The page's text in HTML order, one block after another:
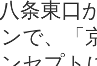
条東口
で、「